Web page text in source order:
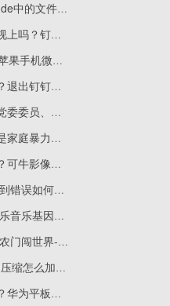
Vscode怎么扩大选区？vscode中的文件地址在哪儿？
钉钉视频会议可以投屏到电视上吗？钉钉视频会议最多容纳多少人？
苹果12微信黑名单在哪里？苹果手机微信怎么拉黑好友？
钉钉怎么退出原来的班级群？退出钉钉群别人有提示吗？
中国工商银行天津市分行原党委委员、副行长张希刚被查 环球热头条
夫妻吵架，男人生气后打人是家庭暴力吗？夫妻互相打架算不算家暴？
可牛影像怎么调整照片大小？可牛影像打不开是怎么回事？
pr怎么恢复默认界面？PR遇到错误如何恢复默认设置？
怎么看qq音乐的年龄？qq音乐音乐基因年龄怎么修改？
乡味|安徽合肥：小龙虾跃出农门闯世界-今日热议
360压缩密码怎么设置？360压缩怎么加密？
华为平板隐藏空间怎么打开？华为平板隐藏空间密码忘了怎么办？